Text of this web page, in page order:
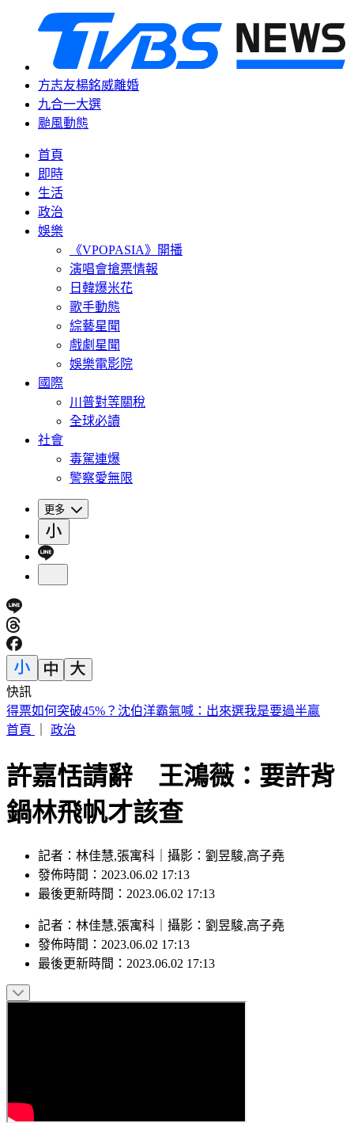
方志友楊銘威離婚
九合一大選
颱風動態
首頁
即時
生活
政治
娛樂
《VPOPASIA》開播
演唱會搶票情報
日韓爆米花
歌手動態
綜藝星聞
戲劇星聞
娛樂電影院
國際
川普對等關稅
全球必讀
社會
毒駕連爆
警察愛無限
更多
快訊
林志玲帶4歲兒出遊！母子合照曝光 粉色穿搭嫩回少女感
首頁
政治
許嘉恬請辭 王鴻薇：要許背
鍋林飛帆才該查
記者：林佳慧,張寓科｜攝影：劉昱駿,高子堯
發佈時間：2023.06.02 17:13
最後更新時間：2023.06.02 17:13
記者 ： 林佳慧,張寓科 攝影 ： 劉昱駿,高子堯
發佈時間： 2023.06.02 17:13
最後更新時間： 2023.06.02 17:13